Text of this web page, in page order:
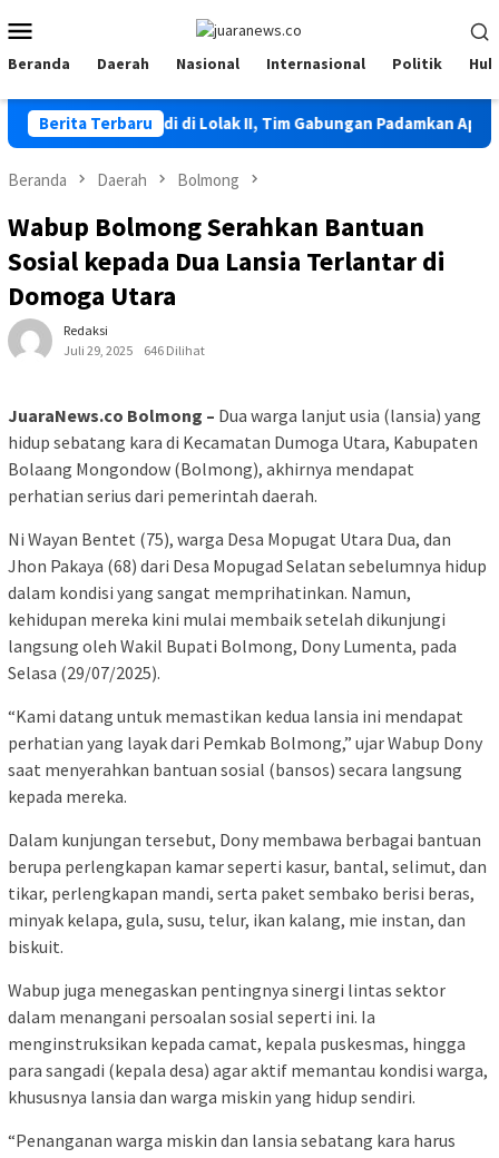
ke
kontenMobile
Beranda Daerah Nasional Internasional Politik
Berita Terbaru
Kembali Terjadi di Lolak II, Tim Gabungan Padamkan Api
Beranda Daerah Bolmong
Wabup Bolmong Serahkan Bantuan
Sosial kepada Dua Lansia Terlantar di
Domoga Utara
Redaksi
Juli 29, 2025
646 Dilihat
JuaraNews.co Bolmong – Dua warga lanjut usia (lansia) yang
hidup sebatang kara di Kecamatan Dumoga Utara, Kabupaten
Bolaang Mongondow (Bolmong), akhirnya mendapat
perhatian serius dari pemerintah daerah.
Ni Wayan Bentet (75), warga Desa Mopugat Utara Dua, dan
Jhon Pakaya (68) dari Desa Mopugad Selatan sebelumnya hidup
dalam kondisi yang sangat memprihatinkan. Namun,
kehidupan mereka kini mulai membaik setelah dikunjungi
langsung oleh Wakil Bupati Bolmong, Dony Lumenta, pada
Selasa (29/07/2025).
“Kami datang untuk memastikan kedua lansia ini mendapat
perhatian yang layak dari Pemkab Bolmong,” ujar Wabup Dony
saat menyerahkan bantuan sosial (bansos) secara langsung
kepada mereka.
Dalam kunjungan tersebut, Dony membawa berbagai bantuan
berupa perlengkapan kamar seperti kasur, bantal, selimut, dan
tikar, perlengkapan mandi, serta paket sembako berisi beras,
minyak kelapa, gula, susu, telur, ikan kalang, mie instan, dan
biskuit.
Wabup juga menegaskan pentingnya sinergi lintas sektor
dalam menangani persoalan sosial seperti ini. Ia
menginstruksikan kepada camat, kepala puskesmas, hingga
para sangadi (kepala desa) agar aktif memantau kondisi warga,
khususnya lansia dan warga miskin yang hidup sendiri.
“Penanganan warga miskin dan lansia sebatang kara harus